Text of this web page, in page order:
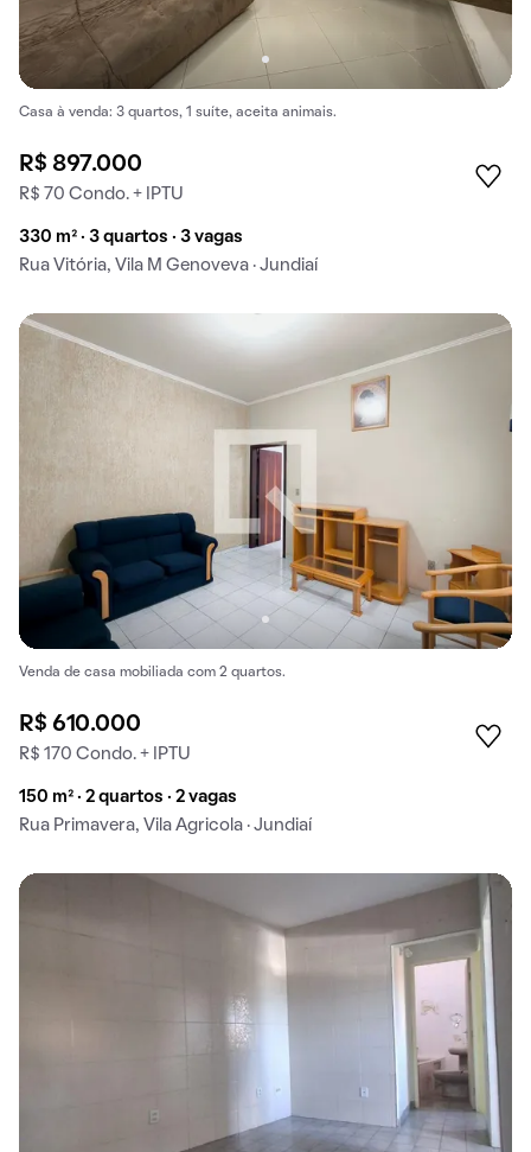
Casa à venda: 3 quartos, 1 suíte, aceita animais.
R$ 897.000
R$ 70 Condo. + IPTU
330 m² · 3 quartos · 3 vagas
Rua Vitória, Vila M Genoveva · Jundiaí
Venda de casa mobiliada com 2 quartos.
R$ 610.000
R$ 170 Condo. + IPTU
150 m² · 2 quartos · 2 vagas
Rua Primavera, Vila Agricola · Jundiaí